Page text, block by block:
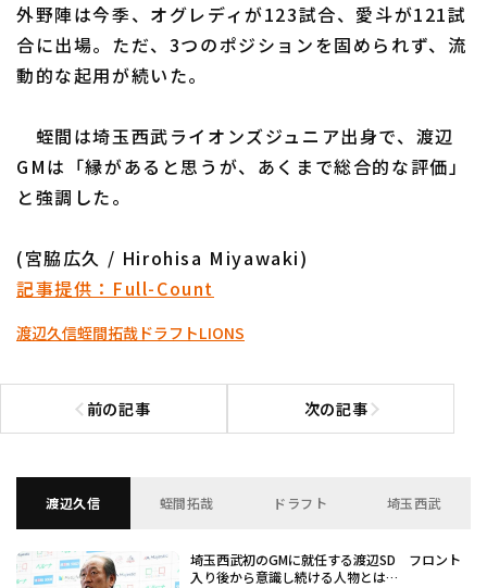
運営会社（別ウィンドウで開く） よくある質問
特定商取引法の表示
外野陣は今季、オグレディが123試合、愛斗が121試
合に出場。ただ、3つのポジションを固められず、流
動的な起用が続いた。
蛭間は埼玉西武ライオンズジュニア出身で、渡辺
GMは「縁があると思うが、あくまで総合的な評価」
と強調した。
(宮脇広久 / Hirohisa Miyawaki)
記事提供：Full-Count
渡辺久信蛭間拓哉 ドラフトLIONS
前の記事
前の記事へ 次の記事次の記事へ
渡辺久信 蛭間拓哉 ドラフト 埼玉西武
埼玉西武初のGMに就任する渡辺SD フロント
入り後から意識し続ける人物とは…